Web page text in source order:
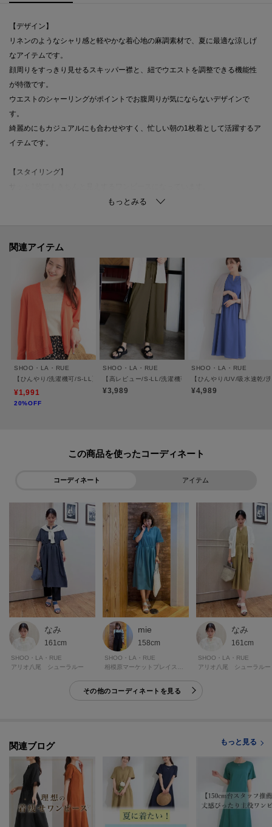
【デザイン】
リネンのようなシャリ感と軽やかな着心地の麻調素材で、夏に最適な涼しげ
なアイテムです。
顔周りをすっきり見せるスキッパー襟と、紐でウエストを調整できる機能性
が特徴です。
ウエストのシャーリングがポイントでお腹周りが気にならないデザインで
す。
綺麗めにもカジュアルにも合わせやすく、忙しい朝の1枚着として活躍するア
イテムです。
【スタイリング】
透け感が気になる方はお手持ちのインナー、ペチコートを着ていただくのが
パンツ合わせの際はウエストを絞らずゆるっと着ていただいたり、1枚で着る
際はウエストを絞ってメリハリを出すのもおすすめです。
【お客様からいただいたコメント】
・生地が一番気に入りました。
夏に合うさらっとした生地でもテロテロ感がないものなので安っぽく見え
ずに良かったです。
(身長:165㎝ 体型:ふっくら チャコールグレーのLLサイズ購入)
とのお声を頂戴しております。
【素材】
麻調のサラッとした素材を使用しています。
※照明の関係により、実際よりも色味が違って見える場合があります。ま
た、パソコン・スマートフォンなどの環境により、若干製品と画像のカラー
が異なる場合もございます。
ーーーーーーーーーーーーーーーーーーーーーーーーーーーー
■気になるアイテムは『お気に入り登録』がおすすめです！■
＜お気に入り登録とは？＞
オンラインサイトの各アイテムにある「ハートマーク」を
クリックして簡単に追加できます！
＜おすすめPOINT＞
お得な情報をGETできます！！
POINT.2
マイページでお気に入り一覧をチェックでき、
自分だけのお買い物リストがつくれる！
ーーーーーーーーーーーーーーーーーーーーーーーーーーーー
関連アイテム
SHOO・LA・RUE
【ひんやり/洗濯機可/S-LL】オンにもオフにも マルチに使えるボタンレスカーディガン
¥1,991
20%OFF
SHOO・LA・RUE
【高レビュー/S-LL/洗濯機可/セットアップ可】着丈選
¥3,989
SHOO・LA・RUE
【ひんやり/UV/吸水速乾/
¥4,989
この商品を使った
コーディネート アイテム
なみ
161cm
SHOO・LA・RUE
アリオ八尾 シューラルー
mie
158cm
SHOO・LA・RUE
相模原マーケットプレイス シューラルー
なみ
161cm
SHOO・LA・RUE
アリオ八尾 シューラルー
その他のコーディネートを見る
関連ブログ もっと見る